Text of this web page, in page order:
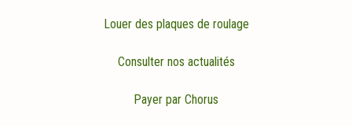
Louer des plaques de roulage
Consulter nos actualités
Payer par Chorus